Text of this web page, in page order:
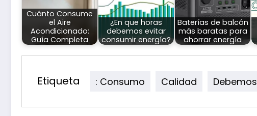
Cuánto Consume
el Aire
Acondicionado:
Guía Completa
¿En que horas
debemos evitar
consumir energía?
Baterías de balcón
más baratas para
ahorrar energía
Etiqueta : Consumo Calidad Debemos